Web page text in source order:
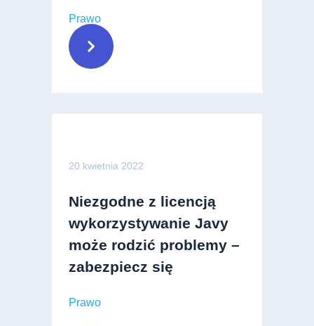
Prawo
20 kwietnia 2022
Niezgodne z licencją
wykorzystywanie Javy
może rodzić problemy –
zabezpiecz się
Prawo